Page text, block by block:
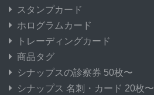
スタンプカード
ホログラムカード
トレーディングカード
商品タグ
シナップスの診察券 50枚〜
シナップス 名刺・カード 20枚〜